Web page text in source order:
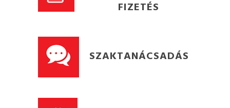
FIZETÉS
SZAKTANÁCSADÁS